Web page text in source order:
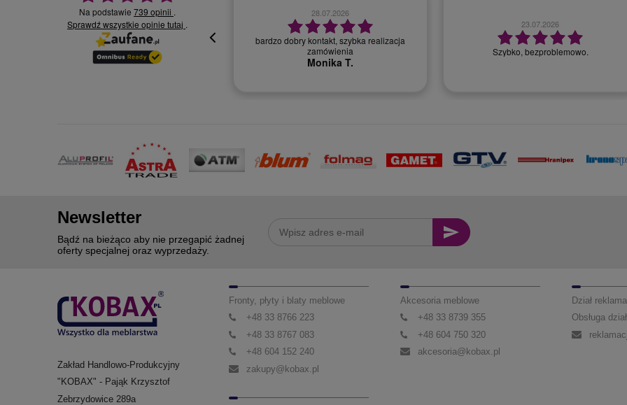
Na podstawie 739 opinii .
Sprawdź wszystkie opinie tutaj .
30.07.2026
Wszystko super, miła i profesjonalna
obsługa.
28.07.2026
bardzo dobry kontakt, szybka realizacja
zamówienia
Monika T.
23.07.2026
Szybko, bezproblemowo.
Newsletter
Bądź na bieżąco aby nie przegapić żadnej
oferty specjalnej oraz wyprzedaży.
Zakład Handlowo-Produkcyjny
"KOBAX" - Pająk Krzysztof
Zebrzydowice 289a
Fronty, płyty i blaty meblowe
+48 33 8766 223
+48 33 8767 083
+48 604 152 240
zakupy@kobax.pl
Akcesoria meblowe
+48 33 8739 355
+48 604 750 320
akcesoria@kobax.pl
Dział
Obsługa